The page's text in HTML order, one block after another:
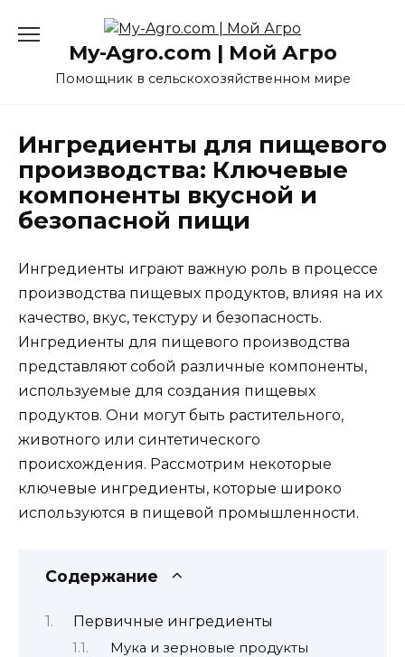
содержаниюMy-Agro.com | Мой Агро
Помощник в сельскохозяйственном мире
Ингредиенты для пищевого
производства: Ключевые
компоненты вкусной и
безопасной пищи
Ингредиенты играют важную роль в процессе
производства пищевых продуктов, влияя на их
качество, вкус, текстуру и безопасность.
Ингредиенты для пищевого производства
представляют собой различные компоненты,
используемые для создания пищевых
продуктов. Они могут быть растительного,
животного или синтетического
происхождения. Рассмотрим некоторые
ключевые ингредиенты, которые широко
используются в пищевой промышленности.
Содержание
Первичные ингредиенты
Мука и зерновые продукты